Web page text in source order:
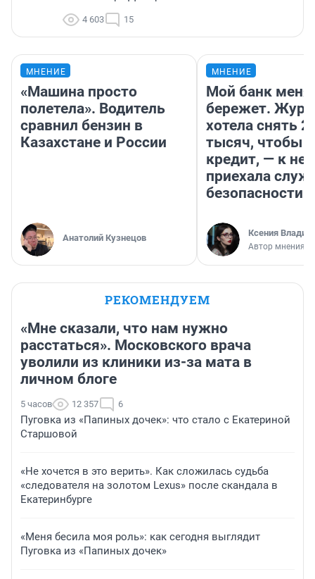
4 603 15
МНЕНИЕ
«Машина просто
полетела». Водитель
сравнил бензин в
Казахстане и России
Анатолий Кузнецов
МНЕНИЕ
Мой банк меня
бережет.
хотела снять
тысяч, чтобы
кредит, — к
приехала
безопасности
Ксения
Автор мнения
РЕКОМЕНДУЕМ
«Мне сказали, что нам нужно
расстаться». Московского врача
уволили из клиники из-за мата в
личном блоге
5 часов 12 357 6
Пуговка из «Папиных дочек»: что стало с Екатериной
Старшовой
«Не хочется в это верить». Как сложилась судьба
«следователя на золотом Lexus» после скандала в
Екатеринбурге
«Меня бесила моя роль»: как сегодня выглядит
Пуговка из «Папиных дочек»